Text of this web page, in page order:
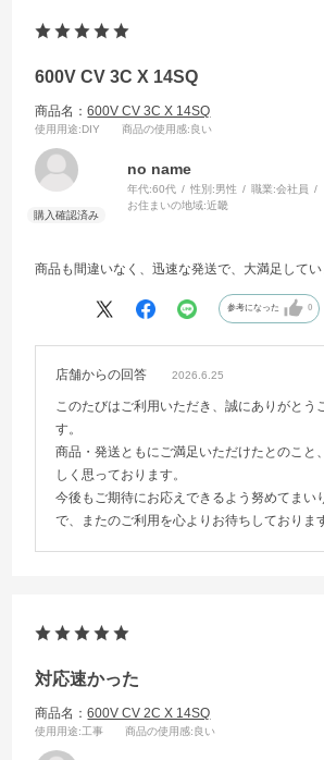
600V CV 3C X 14SQ
商品名：600V CV 3C X 14SQ
使用用途:DIY 商品の使用感:良い
no name
年代:60代 性別:男性 職業:会社員
お住まいの地域:近畿
商品も間違いなく、迅速な発送で、大満足してい
参考になった 0
店舗からの回答 2026.6.25
このたびはご利用いただき、誠にありがとう
す。
商品・発送ともにご満足いただけたとのこと
しく思っております。
今後もご期待にお応えできるよう努めてまい
で、またのご利用を心よりお待ちしておりま
対応速かった
商品名：600V CV 2C X 14SQ
使用用途:工事 商品の使用感:良い